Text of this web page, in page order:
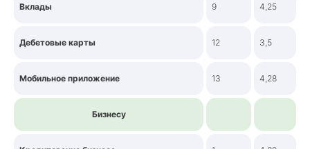
Вклады 9 4,25
Дебетовые карты 12 3,5
Мобильное приложение 13 4,28
Бизнесу